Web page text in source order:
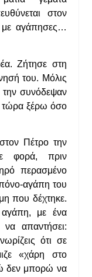
στον
με αγάπησες…
Ζήτησε στη
του. Μόλις
συνόδεψαν
τώρα ξέρω όσο
Πέτρο την
φορά, πριν
περασμένο
αγάπη του
που δέχτηκε.
με ένα
να απαντήσει:
ότι σε
«χάρη στο
δεν μπορώ να